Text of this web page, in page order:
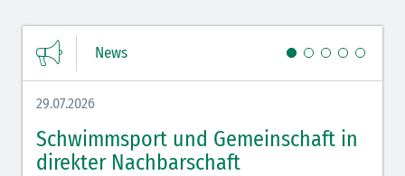
News
29.07.2026
Schwimmsport und Gemeinschaft in
direkter Nachbarschaft